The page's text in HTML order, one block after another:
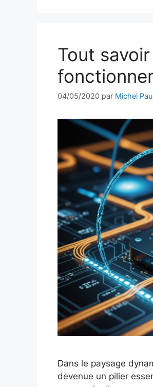
Tout
04/05/2020 par Michel
Dans le paysage
devenue un pilier